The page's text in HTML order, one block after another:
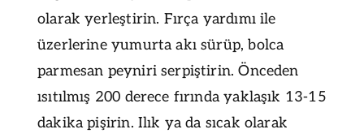
olarak yerleştirin. Fırça yardımı ile
üzerlerine yumurta akı sürüp, bolca
parmesan peyniri serpiştirin. Önceden
ısıtılmış 200 derece fırında yaklaşık 13-15
dakika pişirin. Ilık ya da sıcak olarak